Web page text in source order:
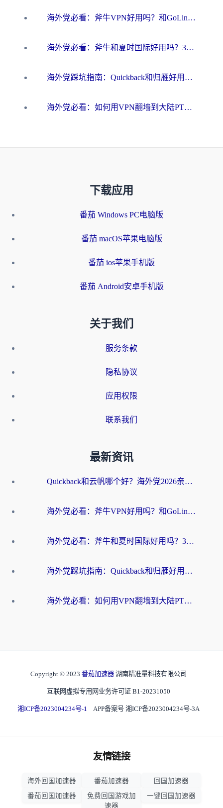
海外党必看：斧牛VPN好用吗？和GoLinkVPN对比哪个回国效果更好？
海外党必看：斧牛和夏时国际好用吗？3步选对回国加速器，无缝刷国内资源
海外党踩坑指南：Quickback和归雁好用吗？选对加速器才能无缝刷国内资源
海外党必看：如何用VPN翻墙到大陆PTT？一篇解决你所有回国加速痛点
下载应用
番茄 Windows PC电脑版
番茄 macOS苹果电脑版
番茄 ios苹果手机版
番茄 Android安卓手机版
关于我们
服务条款
隐私协议
应用权限
联系我们
最新资讯
Quickback和云帆哪个好？海外党2026亲测指南：选对加速器大陆工具，无缝刷国内剧玩国服
海外党必看：斧牛VPN好用吗？和GoLinkVPN对比哪个回国效果更好？
海外党必看：斧牛和夏时国际好用吗？3步选对回国加速器，无缝刷国内资源
海外党踩坑指南：Quickback和归雁好用吗？选对加速器才能无缝刷国内资源
海外党必看：如何用VPN翻墙到大陆PTT？一篇解决你所有回国加速痛点
Copyright © 2023 番茄加速器 湖南精准量科技有限公司
互联网虚拟专用网业务许可证 B1-20231050
湘ICP备2023004234号-1 APP备案号 湘ICP备2023004234号-3A
友情链接
海外回国加速器 番茄加速器
回国加速器
番茄回国加速器
免费回国游戏加
速器
一键回国加速器